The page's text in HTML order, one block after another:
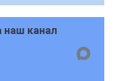
наш канал